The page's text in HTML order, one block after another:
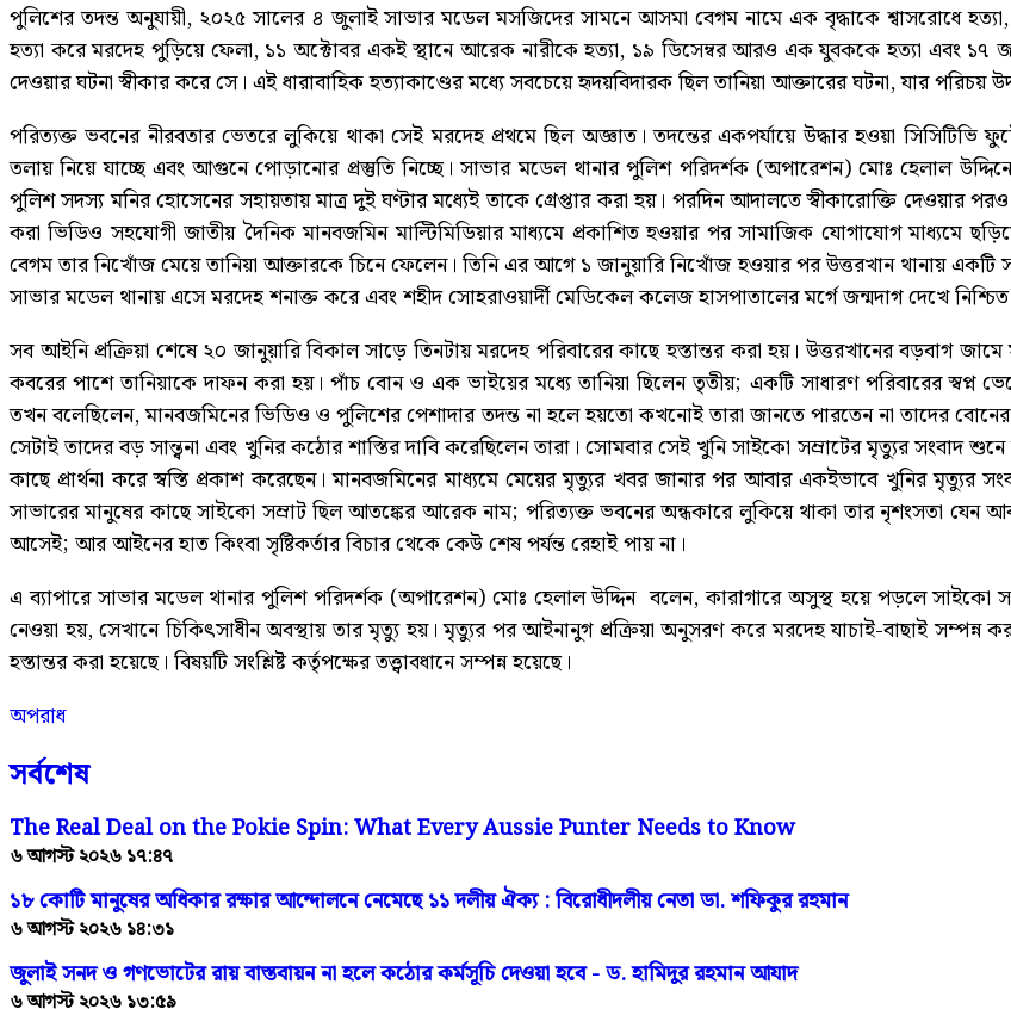
পুলিশের তদন্ত অনুযায়ী, ২০২৫ সালের ৪ জুলাই সাভার মডেল মসজিদের সামনে আসমা বেগম নামে এক বৃদ্ধাকে শ্বাসরোধে
হত্যা করে মরদেহ পুড়িয়ে ফেলা, ১১ অক্টোবর একই স্থানে আরেক নারীকে হত্যা, ১৯ ডিসেম্বর আরও এক যুবককে হত্যা এবং ১৭
দেওয়ার ঘটনা স্বীকার করে সে। এই ধারাবাহিক হত্যাকাণ্ডের মধ্যে সবচেয়ে হৃদয়বিদারক ছিল তানিয়া আক্তারের ঘটনা, যার
পরিত্যক্ত ভবনের নীরবতার ভেতরে লুকিয়ে থাকা সেই মরদেহ প্রথমে ছিল অজ্ঞাত। তদন্তের একপর্যায়ে উদ্ধার হওয়া সিসিটিভি
তলায় নিয়ে যাচ্ছে এবং আগুনে পোড়ানোর প্রস্তুতি নিচ্ছে। সাভার মডেল থানার পুলিশ পরিদর্শক (অপারেশন) মোঃ হেলাল
পুলিশ সদস্য মনির হোসেনের সহায়তায় মাত্র দুই ঘণ্টার মধ্যেই তাকে গ্রেপ্তার করা হয়। পরদিন আদালতে স্বীকারোক্তি
করা ভিডিও সহযোগী জাতীয় দৈনিক মানবজমিন মাল্টিমিডিয়ার মাধ্যমে প্রকাশিত হওয়ার পর সামাজিক যোগাযোগ মাধ্যমে
বেগম তার নিখোঁজ মেয়ে তানিয়া আক্তারকে চিনে ফেলেন। তিনি এর আগে ১ জানুয়ারি নিখোঁজ হওয়ার পর উত্তরখান থানায় একটি
সাভার মডেল থানায় এসে মরদেহ শনাক্ত করে এবং শহীদ সোহরাওয়ার্দী মেডিকেল কলেজ হাসপাতালের মর্গে জন্মদাগ দেখে নিশ্চিত
সব আইনি প্রক্রিয়া শেষে ২০ জানুয়ারি বিকাল সাড়ে তিনটায় মরদেহ পরিবারের কাছে হস্তান্তর করা হয়। উত্তরখানের বড়বাগ
কবরের পাশে তানিয়াকে দাফন করা হয়। পাঁচ বোন ও এক ভাইয়ের মধ্যে তানিয়া ছিলেন তৃতীয়; একটি সাধারণ পরিবারের স্বপ্ন
তখন বলেছিলেন, মানবজমিনের ভিডিও ও পুলিশের পেশাদার তদন্ত না হলে হয়তো কখনোই তারা জানতে পারতেন না তাদের
সেটাই তাদের বড় সান্ত্বনা এবং খুনির কঠোর শাস্তির দাবি করেছিলেন তারা। সোমবার সেই খুনি সাইকো সম্রাটের মৃত্যুর সংবাদ
কাছে প্রার্থনা করে স্বস্তি প্রকাশ করেছেন। মানবজমিনের মাধ্যমে মেয়ের মৃত্যুর খবর জানার পর আবার একইভাবে খুনির মৃত্যুর
সাভারের মানুষের কাছে সাইকো সম্রাট ছিল আতঙ্কের আরেক নাম; পরিত্যক্ত ভবনের অন্ধকারে লুকিয়ে থাকা তার নৃশংসতা
আসেই; আর আইনের হাত কিংবা সৃষ্টিকর্তার বিচার থেকে কেউ শেষ পর্যন্ত রেহাই পায় না।
এ ব্যাপারে সাভার মডেল থানার পুলিশ পরিদর্শক (অপারেশন) মোঃ হেলাল উদ্দিন বলেন, কারাগারে অসুস্থ হয়ে পড়লে
নেওয়া হয়, সেখানে চিকিৎসাধীন অবস্থায় তার মৃত্যু হয়। মৃত্যুর পর আইনানুগ প্রক্রিয়া অনুসরণ করে মরদেহ যাচাই-বাছাই সম্পন্ন
হস্তান্তর করা হয়েছে। বিষয়টি সংশ্লিষ্ট কর্তৃপক্ষের তত্ত্বাবধানে সম্পন্ন হয়েছে।
অপরাধ
সর্বশেষ
The Real Deal on the Pokie Spin: What Every Aussie Punter Needs to Know
৬ আগস্ট ২০২৬ ১৭:৪৭
১৮ কোটি মানুষের অধিকার রক্ষার আন্দোলনে নেমেছে ১১ দলীয় ঐক্য : বিরোধীদলীয় নেতা ডা. শফিকুর রহমান
৬ আগস্ট ২০২৬ ১৪:৩১
জুলাই সনদ ও গণভোটের রায় বাস্তবায়ন না হলে কঠোর কর্মসূচি দেওয়া হবে - ড. হামিদুর রহমান আযাদ
৬ আগস্ট ২০২৬ ১৩:৫৯